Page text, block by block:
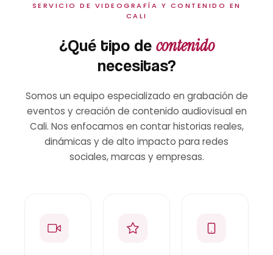
SERVICIO DE VIDEOGRAFÍA Y CONTENIDO EN
CALI
¿Qué tipo de contenido
necesitas?
Somos un equipo especializado en grabación de
eventos y creación de contenido audiovisual en
Cali. Nos enfocamos en contar historias reales,
dinámicas y de alto impacto para redes
sociales, marcas y empresas.